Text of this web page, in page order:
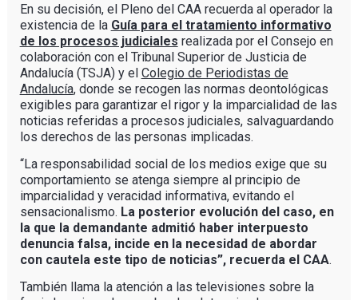
En su decisión, el Pleno del CAA recuerda al operador la
existencia de la Guía para el tratamiento informativo
de los procesos judiciales realizada por el Consejo en
colaboración con el Tribunal Superior de Justicia de
Andalucía (TSJA) y el Colegio de Periodistas de
Andalucía, donde se recogen las normas deontológicas
exigibles para garantizar el rigor y la imparcialidad de las
noticias referidas a procesos judiciales, salvaguardando
los derechos de las personas implicadas.
“La responsabilidad social de los medios exige que su
comportamiento se atenga siempre al principio de
imparcialidad y veracidad informativa, evitando el
sensacionalismo. La posterior evolución del caso, en
la que la demandante admitió haber interpuesto
denuncia falsa, incide en la necesidad de abordar
con cautela este tipo de noticias”, recuerda el CAA.
También llama la atención a las televisiones sobre la